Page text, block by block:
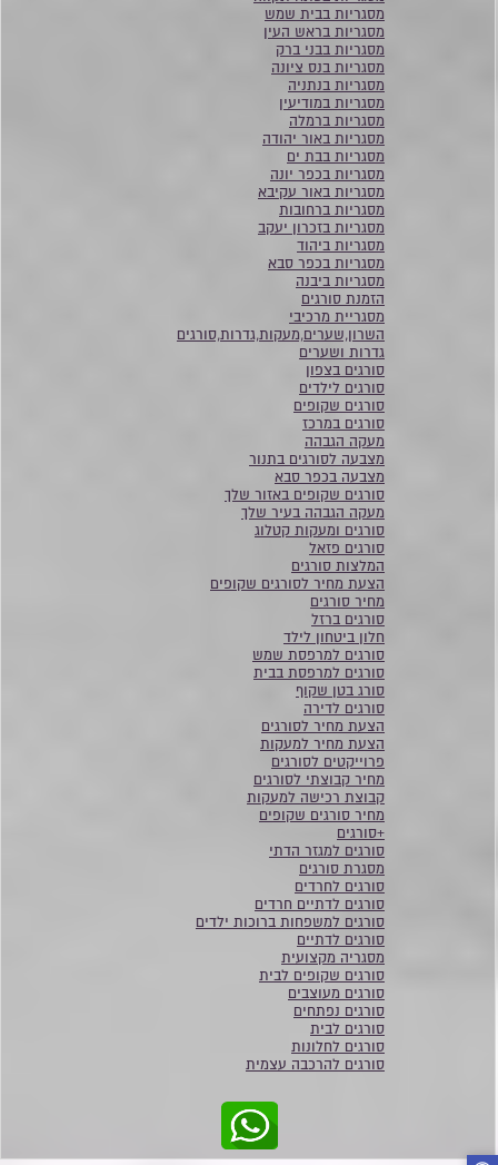
מסגריות בבית שמש
מסגריות בראש העין
מסגריות בבני ברק
מסגריות בנס ציונה
מסגריות בנתניה
מסגריות במודיעין
מסגריות ברמלה
מסגריות באור יהודה
מסגריות בבת ים
מסגריות בכפר יונה
מסגריות באור עקיבא
מסגריות ברחובות
מסגריות בזכרון יעקב
מסגריות ביהוד
מסגריות בכפר סבא
מסגריות ביבנה
הזמנת סורגים
מסגריית מרכיבי
השרון,שערים,מעקות,גדרות,סורגים
גדרות ושערים
סורגים בצפון
סורגים לילדים
סורגים שקופים
סורגים במרכז
מעקה הגבהה
מצבעה לסורגים בתנור
מצבעה בכפר סבא
סורגים שקופים באזור שלך
מעקה הגבהה בעיר שלך
סורגים ומעקות קטלוג
סורגים פזאל
המלצות סורגים
הצעת מחיר לסורגים שקופים
מחיר סורגים
סורגים ברזל
חלון ביטחון לילד
סורגים למרפסת שמש
סורגים למרפסת בבית
סורג בטן שקוף
סורגים לדירה
הצעת מחיר לסורגים
הצעת מחיר למעקות
פרוייקטים לסורגים
מחיר קבוצתי לסורגים
קבוצת רכישה למעקות
מחיר סורגים שקופים
+סורגים
סורגים למגזר הדתי
מסגרת סורגים
סורגים לחרדים
סורגים לדתיים חרדים
סורגים למשפחות ברוכות ילדים
סורגים לדתיים
מסגריה מקצועית
סורגים שקופים לבית
סורגים מעוצבים
סורגים נפתחים
סורגים לבית
סורגים לחלונות
סורגים להרכבה עצמית